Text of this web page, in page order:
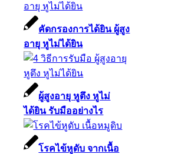
คัดกรองการได้ยิน ผู้สูง
อายุ หูไม่ได้ยิน
ผู้สูงอายุ หูตึง หูไม่
ได้ยิน รับมืออย่างไร
โรคไข้หูดับ จากเนื้อ